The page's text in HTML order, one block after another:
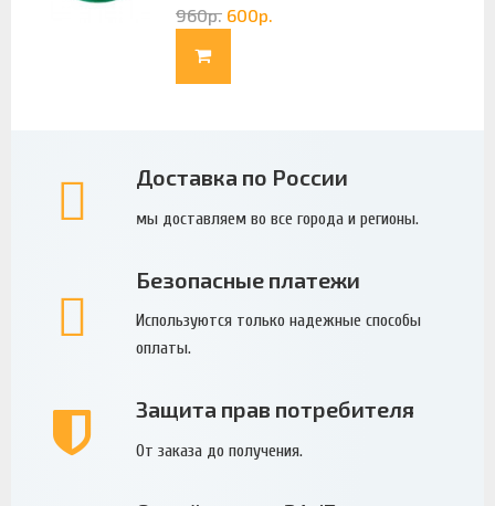
960р. 600р.
Доставка по России
мы доставляем во все города и регионы.
Безопасные платежи
Используются только надежные способы
оплаты.
Защита прав потребителя
От заказа до получения.